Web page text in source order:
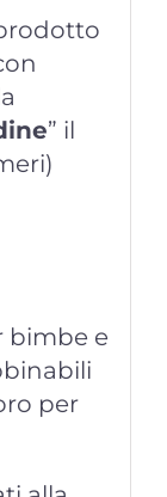
” il
bimbe e
per